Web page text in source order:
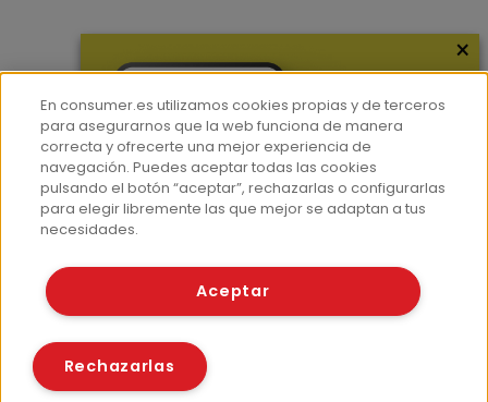
Hemeroteca
Contacto
Prensa
Corpus Lingüístico Consumer
© Fundación EROSKI
Políticas de cookies
×
En consumer.es utilizamos cookies propias y de terceros
para asegurarnos que la web funciona de manera
correcta y ofrecerte una mejor experiencia de
navegación. Puedes aceptar todas las cookies
pulsando el botón “aceptar”, rechazarlas o configurarlas
para elegir libremente las que mejor se adaptan a tus
necesidades.
Aceptar
Rechazarlas